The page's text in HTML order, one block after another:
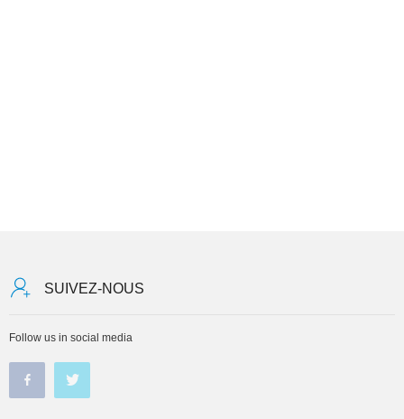
SUIVEZ-NOUS
Follow us in social media